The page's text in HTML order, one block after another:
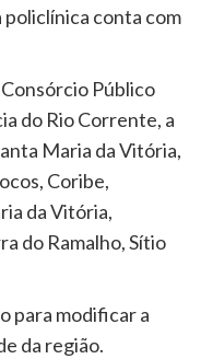
policlínica conta com
Público
do Rio Corrente, a
Maria da Vitória,
Coribe,
da Vitória,
do Ramalho, Sítio
para modificar a
da região.